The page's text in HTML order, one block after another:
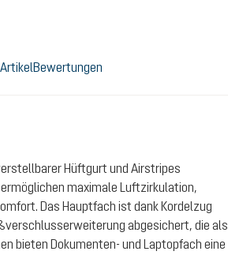
Bewertungen
Hüftgurt und Airstripes
maximale Luftzirkulation,
Das Hauptfach ist dank Kordelzug
abgesichert, die als
bieten Dokumenten- und Laptopfach eine